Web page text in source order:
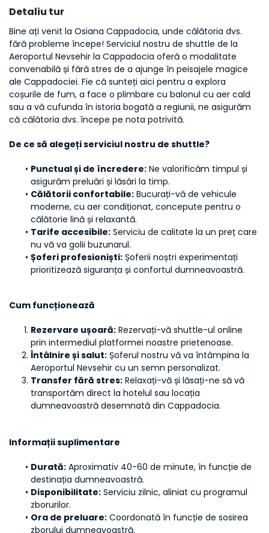
Detaliu tur
Bine ați venit la Osiana Cappadocia, unde călătoria dvs.
fără probleme începe! Serviciul nostru de shuttle de la
Aeroportul Nevsehir la Cappadocia oferă o modalitate
convenabilă și fără stres de a ajunge în peisajele magice
ale Cappadociei. Fie că sunteți aici pentru a explora
coșurile de fum, a face o plimbare cu balonul cu aer cald
sau a vă cufunda în istoria bogată a regiunii, ne asigurăm
că călătoria dvs. începe pe nota potrivită.
De ce să alegeți serviciul nostru de shuttle?
Punctual și de încredere: Ne valorificăm timpul și
asigurăm preluări și lăsări la timp.
Călătorii confortabile: Bucurați-vă de vehicule
moderne, cu aer condiționat, concepute pentru o
călătorie lină și relaxantă.
Tarife accesibile: Serviciu de calitate la un preț care
nu vă va golii buzunarul.
Șoferi profesioniști: Șoferii noștri experimentați
prioritizează siguranța și confortul dumneavoastră.
Cum funcționează
Rezervare ușoară: Rezervați-vă shuttle-ul online
prin intermediul platformei noastre prietenoase.
Întâlnire și salut: Șoferul nostru vă va întâmpina la
Aeroportul Nevsehir cu un semn personalizat.
Transfer fără stres: Relaxați-vă și lăsați-ne să vă
transportăm direct la hotelul sau locația
dumneavoastră desemnată din Cappadocia.
Informații suplimentare
Durată: Aproximativ 40-60 de minute, în funcție de
destinația dumneavoastră.
Disponibilitate: Serviciu zilnic, aliniat cu programul
zborurilor.
Ora de preluare: Coordonată în funcție de sosirea
zborului dumneavoastră.